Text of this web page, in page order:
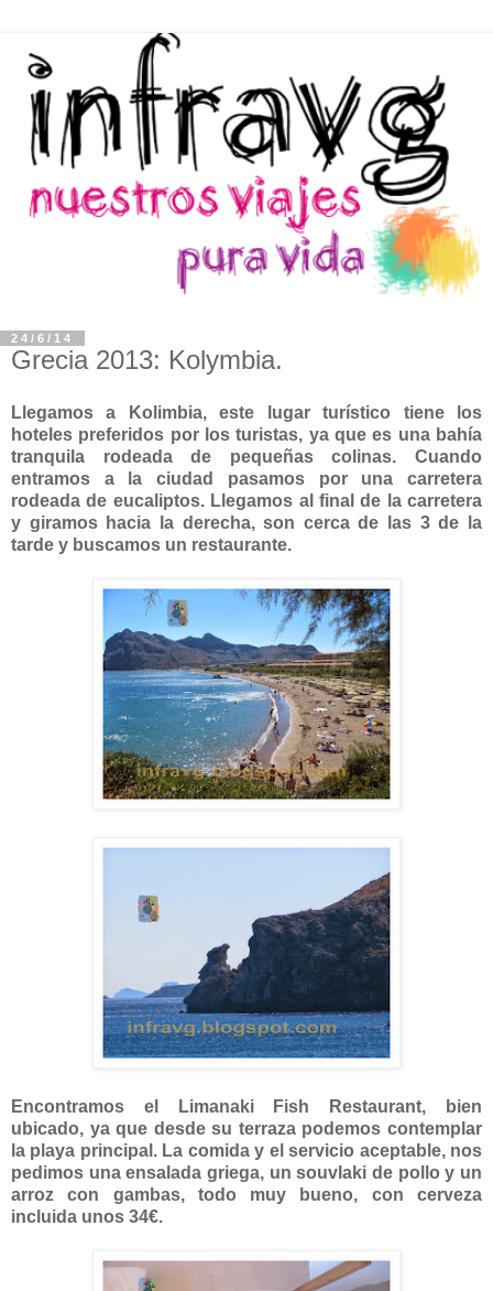
24/6/14
Grecia 2013: Kolymbia.
Llegamos a Kolimbia, este lugar turístico tiene los
hoteles preferidos por los turistas, ya que es una bahía
tranquila rodeada de pequeñas colinas. Cuando
entramos a la ciudad pasamos por una carretera
rodeada de eucaliptos. Llegamos al final de la carretera
y giramos hacia la derecha, son cerca de las 3 de la
tarde y buscamos un restaurante.
Encontramos el Limanaki Fish Restaurant, bien
ubicado, ya que desde su terraza podemos contemplar
la playa principal. La comida y el servicio aceptable, nos
pedimos una ensalada griega, un souvlaki de pollo y un
arroz con gambas, todo muy bueno, con cerveza
incluida unos 34€.